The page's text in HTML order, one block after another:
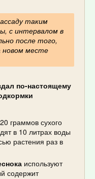
таким
с интервалом в
после того,
новом месте
по-настоящему
20 граммов сухого
в 10 литрах воды
растения раз в
используют
содержит